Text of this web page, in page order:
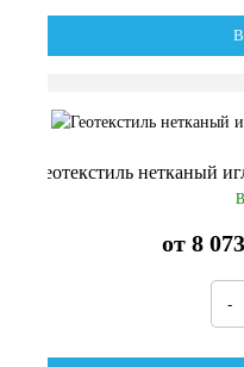
В
Геотекстиль нетканый
от 8